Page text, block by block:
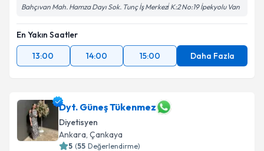
Bahçıvan Mah. Hamza Dayı Sok. Tunç İş Merkezi̇ K:2 No:19 İpekyolu Van
En Yakın Saatler
13:00
14:00 15:00 Daha Fazla
Dyt. Güneş Tükenmez
Diyetisyen
Ankara, Çankaya
5 (55 Değerlendirme)